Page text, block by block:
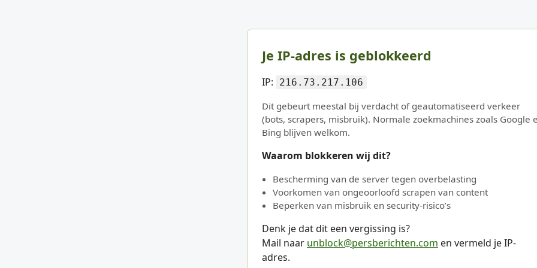
Je IP-adres is geblokkeerd
IP: 216.73.217.106
Dit gebeurt meestal bij verdacht of geautomatiseerd verkeer
(bots, scrapers, misbruik). Normale zoekmachines zoals Google
Bing blijven welkom.
Waarom blokkeren wij dit?
Bescherming van de server tegen overbelasting
Voorkomen van ongeoorloofd scrapen van content
Beperken van misbruik en security-risico’s
Denk je dat dit een vergissing is?
Mail naar unblock@persberichten.com en vermeld je IP-
adres.